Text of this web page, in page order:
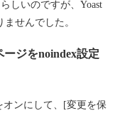
しいのですが、Yoast
せんでした。
ージをnoindex設定
オンにして、[変更を保